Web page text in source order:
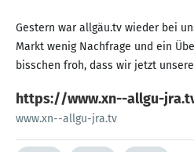
Gestern war allgäu.tv wieder bei
Markt wenig Nachfrage und ein
bisschen froh, dass wir jetzt
https://www.xn--allgu-
www.xn--allgu-jra.tv